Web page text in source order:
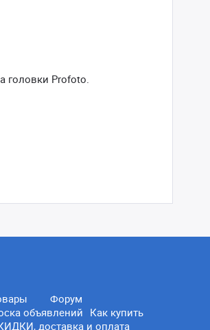
головки Profoto.
Форум
объявлений
Как купить
доставка и оплата